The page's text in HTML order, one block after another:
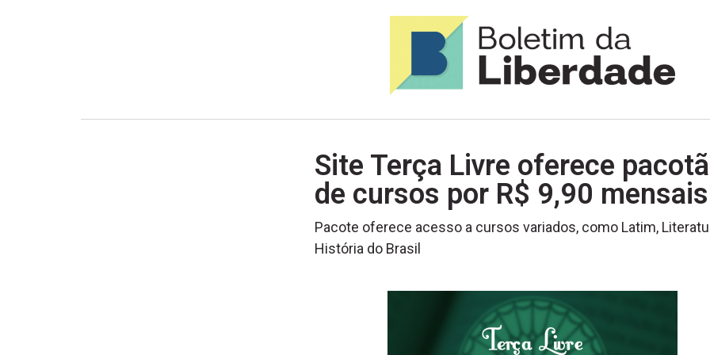
Site Terça Livre oferece
de cursos por R$ 9,90 mensais
Pacote oferece acesso a cursos variados, como Latim,
História do Brasil